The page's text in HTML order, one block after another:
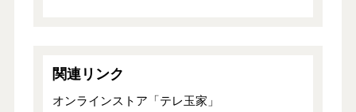
関連リンク
オンラインストア「テレ玉家」